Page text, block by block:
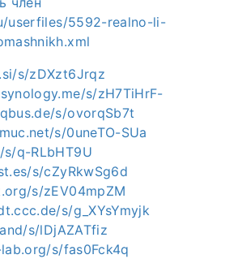
userfiles/5592-realno-li-
s/zDXzt6Jrqz
s/zH7TiHrF-
s/ovorqSb7t
s/0uneTO-SUa
q-RLbHT9U
s/cZyRkwSg6d
s/zEV04mpZM
s/g_XYsYmyjk
s/lDjAZATfiz
s/fas0Fck4q